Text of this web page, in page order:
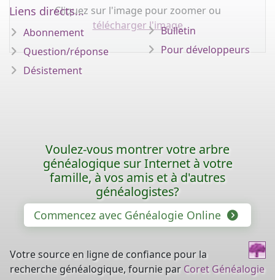
Cliquez sur l'image pour zoomer ou
télécharger l'image
Liens directs...
Abonnement
Question/réponse
Désistement
Bulletin
Pour développeurs
Voulez-vous montrer votre arbre
généalogique sur Internet à votre
famille, à vos amis et à d'autres
généalogistes?
Commencez avec Généalogie Online
Votre source en ligne de confiance pour la
recherche généalogique, fournie par Coret Généalogie